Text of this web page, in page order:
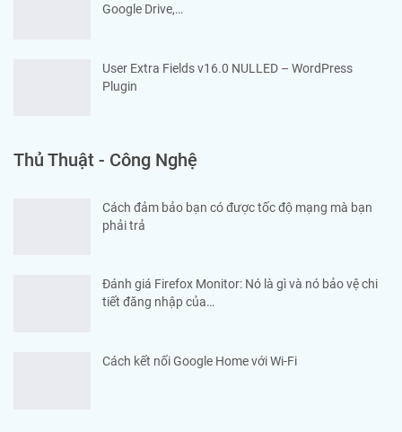
Google Drive,…
User Extra Fields v16.0 NULLED – WordPress
Plugin
Thủ Thuật - Công Nghệ
Cách đảm bảo bạn có được tốc độ mạng mà bạn
phải trả
Đánh giá Firefox Monitor: Nó là gì và nó bảo vệ chi
tiết đăng nhập của…
Cách kết nối Google Home với Wi-Fi